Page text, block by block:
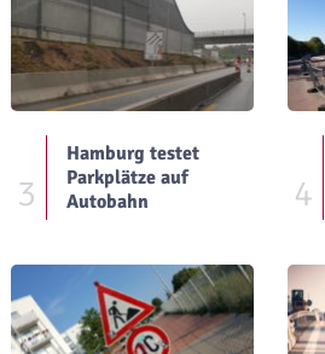
3
Hamburg testet
Parkplätze auf
Autobahn
4